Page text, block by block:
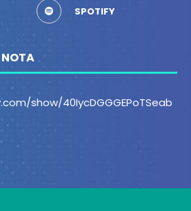
SPOTIFY
show/40IycDGGGEPoTSeab